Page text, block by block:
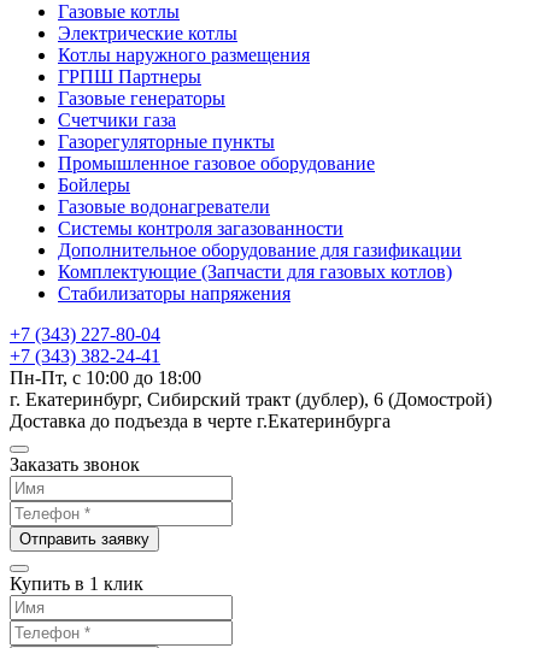
Газовые котлы
Электрические котлы
Котлы наружного размещения
ГРПШ Партнеры
Газовые генераторы
Счетчики газа
Газорегуляторные пункты
Промышленное газовое оборудование
Бойлеры
Газовые водонагреватели
Системы контроля загазованности
Дополнительное оборудование для газификации
Комплектующие (Запчасти для газовых котлов)
Стабилизаторы напряжения
+7 (343) 227-80-04
+7 (343) 382-24-41
Пн-Пт, с 10:00 до 18:00
г. Екатеринбург, Сибирский тракт (дублер), 6 (Домострой)
Доставка до подъезда в черте г.Екатеринбурга
Заказать звонок
Отправить заявку
Купить в 1 клик